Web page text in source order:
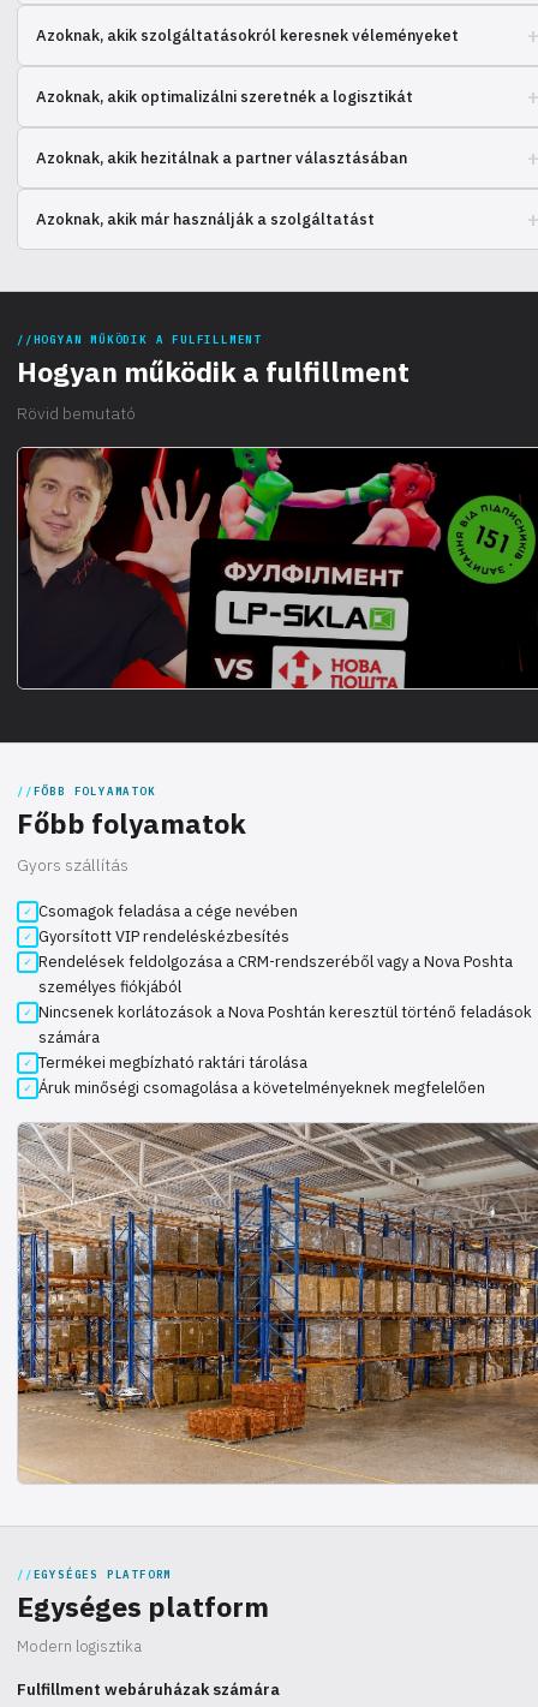
időt rabolnak? Tudja meg, hogyan oldják meg más vállalkozók ezeket a
problémákat és optimalizálják a logisztikát.
Azoknak, akik szolgáltatásokról keresnek véleményeket
megbízhatóságáról? Nézze meg más felhasználók tapasztalatait, és
hozzon megalapozott döntést.
Azoknak, akik optimalizálni szeretnék a logisztikát
megoldások használatának tapasztalatait. Tudja meg, mi működik a
legjobban.
Azoknak, akik hezitálnak a partner választásában
meg más ügyfelek véleményeivel és értékeléseivel.
Azoknak, akik már használják a szolgáltatást
vállalkozók számára és a szolgáltatás javításához.
HOGYAN MŰKÖDIK A FULFILLMENT
Hogyan működik a fulfillment
Rövid bemutató
FŐBB FOLYAMATOK
Főbb folyamatok
Gyors szállítás
Csomagok feladása a cége nevében
Gyorsított VIP rendeléskézbesítés
Rendelések feldolgozása a CRM-rendszeréből vagy a Nova Poshta
személyes fiókjából
Nincsenek korlátozások a Nova Poshtán keresztül történő feladások
számára
Termékei megbízható raktári tárolása
Áruk minőségi csomagolása a követelményeknek megfelelően
EGYSÉGES PLATFORM
Egységes platform
Modern logisztika
Fulfillment webáruházak számára